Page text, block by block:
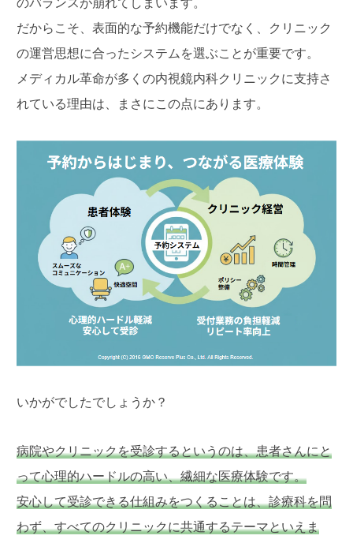
だからこそ、表面的な予約機能だけでなく、クリニック
の運営思想に合ったシステムを選ぶことが重要です。
メディカル革命が多くの内視鏡内科クリニックに支持さ
れている理由は、まさにこの点にあります。
いかがでしたでしょうか？
病院やクリニックを受診するというのは、患者さんにと
って心理的ハードルの高い、繊細な医療体験です。
安心して受診できる仕組みをつくることは、診療科を問
わず、すべてのクリニックに共通するテーマといえま